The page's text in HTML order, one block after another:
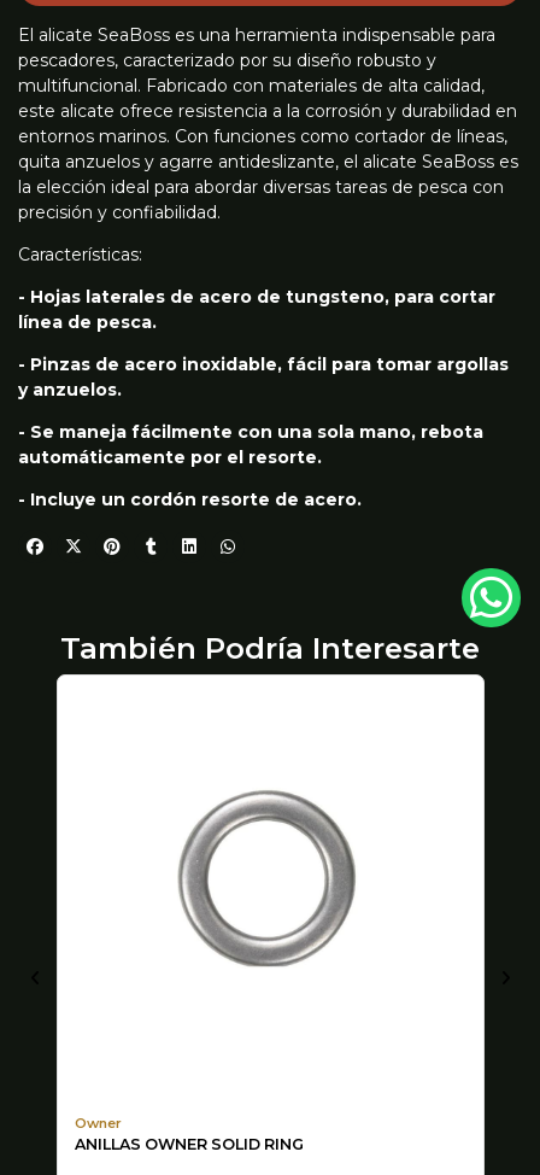
El alicate SeaBoss es una herramienta indispensable para
pescadores, caracterizado por su diseño robusto y
multifuncional. Fabricado con materiales de alta calidad,
este alicate ofrece resistencia a la corrosión y durabilidad en
entornos marinos. Con funciones como cortador de líneas,
quita anzuelos y agarre antideslizante, el alicate SeaBoss es
la elección ideal para abordar diversas tareas de pesca con
precisión y confiabilidad.
Características:
- Hojas laterales de acero de tungsteno, para cortar
línea de pesca.
- Pinzas de acero inoxidable, fácil para tomar argollas
y anzuelos.
- Se maneja fácilmente con una sola mano, rebota
automáticamente por el resorte.
- Incluye un cordón resorte de acero.
También Podría Interesarte
Owner
ANILLAS OWNER SOLID RING